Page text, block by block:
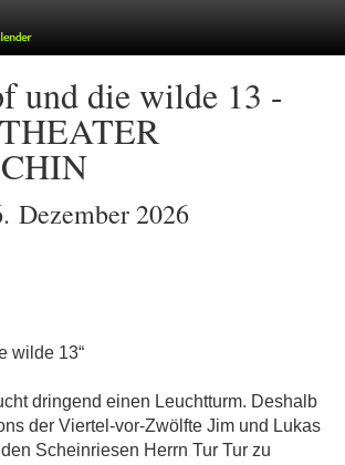
und die wilde 13 -
Dezember 2026
wilde 13“
dringend einen Leuchtturm. Deshalb
der Viertel-vor-Zwölfte Jim und Lukas
Scheinriesen Herrn Tur Tur zu